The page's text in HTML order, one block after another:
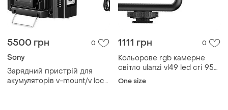
5500 грн 0
Sony
Зарядний пристрій для
акумуляторів v-mount/v lock
1111 грн 0
Кольорове rgb камерне
світло ulanzi vl49 led cri 95+
2700k-9000k акумулятор
One size